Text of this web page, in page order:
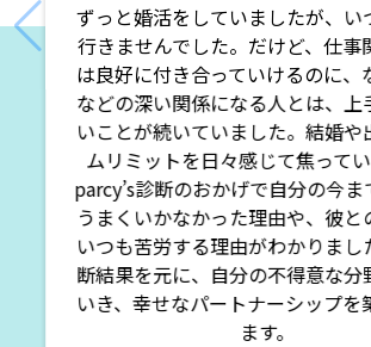
ずっと婚活をしていましたが、い
行きませんでした。だけど、仕事
は良好に付き合っていけるのに、
などの深い関係になる人とは、上
いことが続いていました。結婚や
ムリミットを日々感じて焦ってい
parcy’s診断のおかげで自分の今
うまくいかなかった理由や、彼と
いつも苦労する理由がわかりまし
断結果を元に、自分の不得意な分
いき、幸せなパートナーシップを
ます。